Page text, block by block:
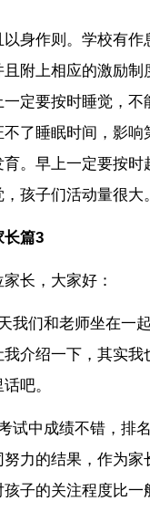
身作则。学校有作
附上相应的激励制
定要按时睡觉，不
了睡眠时间，影响
。早上一定要按时
孩子们活动量很大。
长篇3
长，大家好：
我们和老师坐在一
介绍一下，其实我
吧。
试中成绩不错，排
力的结果，作为家
子的关注程度比一